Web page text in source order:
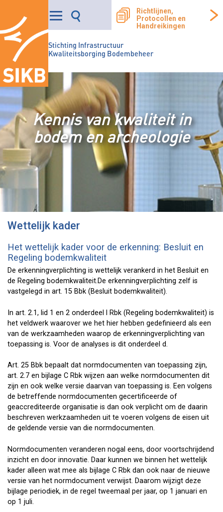
Stichting Infrastructuur
Kwaliteitsborging Bodembeheer
Richtlijnen,
Protocollen en
Handreikingen
Kennis van kwaliteit in
bodem en archeologie
Wettelijk kader
Het wettelijk kader voor de erkenning: Besluit en
Regeling bodemkwaliteit
De erkenningverplichting is wettelijk verankerd in het Besluit en
de Regeling bodemkwaliteit.De erkenningverplichting zelf is
vastgelegd in art. 15 Bbk (Besluit bodemkwaliteit).
In art. 2.1, lid 1 en 2 onderdeel l Rbk (Regeling bodemkwaliteit) is
het veldwerk waarover we het hier hebben gedefinieerd als een
van de werkzaamheden waarop de erkenningverplichting van
toepassing is. Voor de analyses is dit onderdeel d.
Art. 25 Bbk bepaalt dat normdocumenten van toepassing zijn,
art. 2.7 en bijlage C Rbk wijzen aan welke normdocumenten dit
zijn en ook welke versie daarvan van toepassing is. Een volgens
de betreffende normdocumenten gecertificeerde of
geaccrediteerde organisatie is dan ook verplicht om de daarin
beschreven werkzaamheden uit te voeren volgens de eisen uit
de geldende versie van die normdocumenten.
Normdocumenten veranderen nogal eens, door voortschrijdend
inzicht en door innovatie. Daar kunnen we binnen het wettelijk
kader alleen wat mee als bijlage C Rbk dan ook naar de nieuwe
versie van het normdocument verwijst. Daarom wijzigt deze
bijlage periodiek, in de regel tweemaal per jaar, op 1 januari en
op 1 juli.